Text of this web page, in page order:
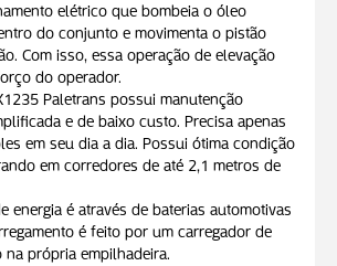
elétrico que bombeia o óleo
do conjunto e movimenta o pistão
Com isso, essa operação de elevação
do operador.
Paletrans possui manutenção
e de baixo custo. Precisa apenas
em seu dia a dia. Possui ótima condição
em corredores de até 2,1 metros de
energia é através de baterias automotivas
é feito por um carregador de
própria empilhadeira.